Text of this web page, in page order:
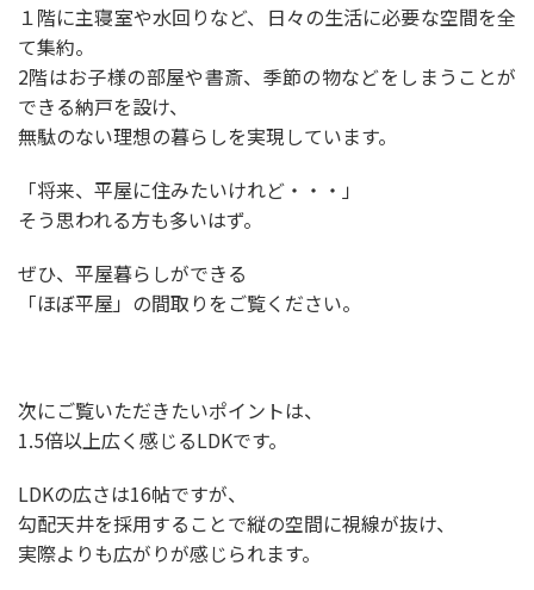
１階に主寝室や水回りなど、日々の生活に必要な空間を全
て集約。
2階はお子様の部屋や書斎、季節の物などをしまうことが
できる納戸を設け、
無駄のない理想の暮らしを実現しています。
「将来、平屋に住みたいけれど・・・」
そう思われる方も多いはず。
ぜひ、平屋暮らしができる
「ほぼ平屋」の間取りをご覧ください。
次にご覧いただきたいポイントは、
1.5倍以上広く感じるLDKです。
LDKの広さは16帖ですが、
勾配天井を採用することで縦の空間に視線が抜け、
実際よりも広がりが感じられます。